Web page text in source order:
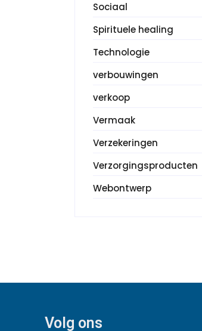
Sociaal
Spirituele healing
Technologie
verbouwingen
verkoop
Vermaak
Verzekeringen
Verzorgingsproducten
Webontwerp
Volg ons